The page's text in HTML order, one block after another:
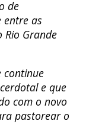
de
entre as
Rio Grande
continue
e que
com o novo
pastorear o